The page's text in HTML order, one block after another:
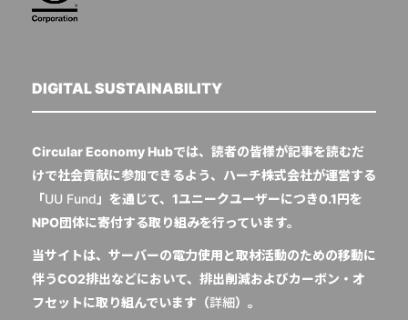
DIGITAL SUSTAINABILITY
Circular Economy Hubでは、読者の皆様が記事を読むだ
けで社会貢献に参加できるよう、ハーチ株式会社が運営する
「UU Fund 」を通じて、1ユニークユーザーにつき0.1円を
NPO団体に寄付する取り組みを行っています。
当サイトは、サーバーの電力使用と取材活動のための移動に
伴うCO2排出などにおいて、排出削減およびカーボン・オ
フセットに取り組んでいます（詳細）。